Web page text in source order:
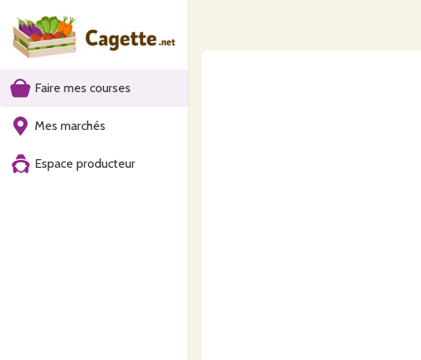
Faire mes courses
Mes marchés
Espace producteur